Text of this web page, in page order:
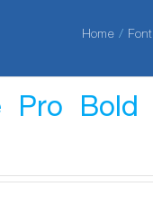
Home Font
Pro Bold